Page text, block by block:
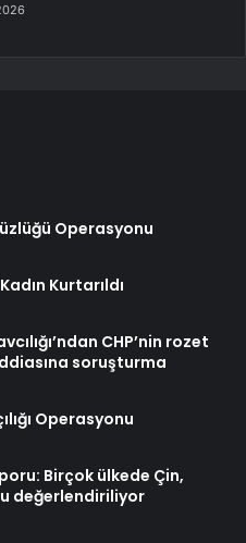
Operasyonu
Kurtarıldı
CHP’nin rozet
soruşturma
Operasyonu
Birçok ülkede Çin,
değerlendiriliyor